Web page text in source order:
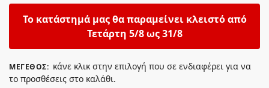
Το κατάστημά μας θα παραμείνει κλειστό από
Τετάρτη 5/8 ως 31/8
ΜΈΓΕΘΟΣ: κάνε κλικ στην επιλογή που σε ενδιαφέρει για να
το προσθέσεις στο καλάθι.